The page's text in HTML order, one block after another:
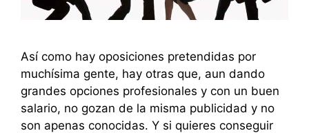
Así como hay oposiciones pretendidas por
muchísima gente, hay otras que, aun dando
grandes opciones profesionales y con un buen
salario, no gozan de la misma publicidad y no
son apenas conocidas. Y si quieres conseguir